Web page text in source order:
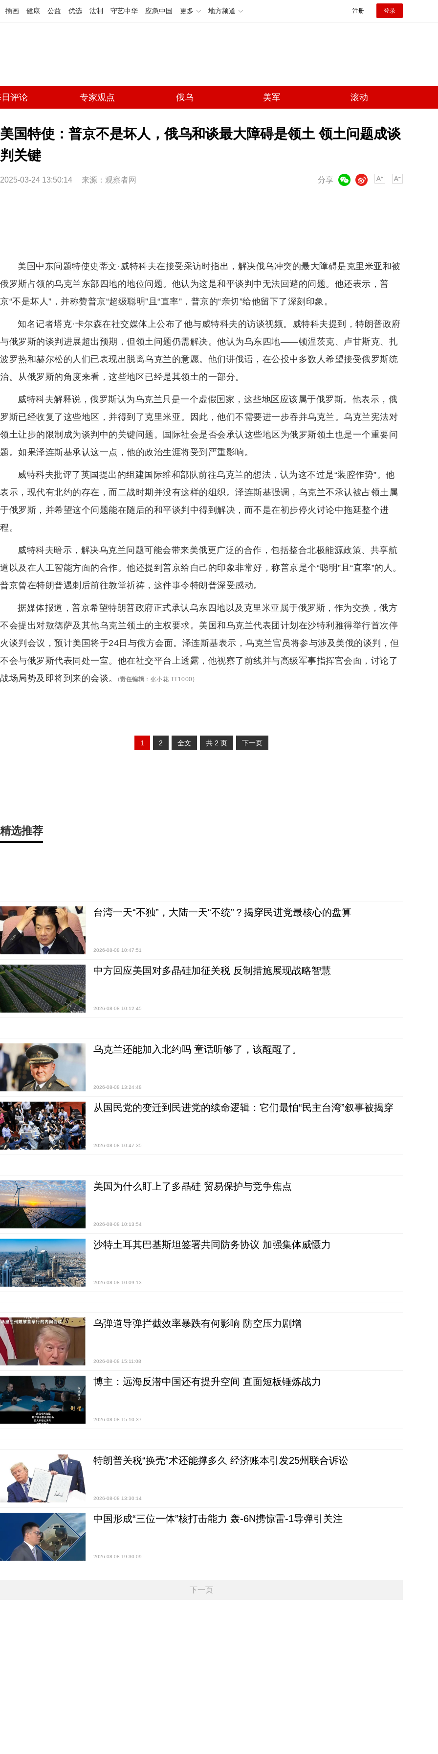
插画 健康 公益 优选 法制 守艺中华 应急中国 更多 地方频道 注册 登录
评论 专家观点 俄乌 美军 滚动
美国特使：普京不是坏人，俄乌和谈最大障碍是领土 领土问题成谈
判关键
2025-03-24 13:50:14 来源： 观察者网 分享
微博
美国中东问题特使史蒂文·威特科夫在接受采访时指出，解决俄乌冲突的最大障碍是克里米亚和被
俄罗斯占领的乌克兰东部四地的地位问题。他认为这是和平谈判中无法回避的问题。他还表示，普
京“不是坏人”，并称赞普京“超级聪明”且“直率”，普京的“亲切”给他留下了深刻印象。
知名记者塔克·卡尔森在社交媒体上公布了他与威特科夫的访谈视频。威特科夫提到，特朗普政府
与俄罗斯的谈判进展超出预期，但领土问题仍需解决。他认为乌东四地——顿涅茨克、卢甘斯克、扎
波罗热和赫尔松的人们已表现出脱离乌克兰的意愿。他们讲俄语，在公投中多数人希望接受俄罗斯统
治。从俄罗斯的角度来看，这些地区已经是其领土的一部分。
威特科夫解释说，俄罗斯认为乌克兰只是一个虚假国家，这些地区应该属于俄罗斯。他表示，俄
罗斯已经收复了这些地区，并得到了克里米亚。因此，他们不需要进一步吞并乌克兰。乌克兰宪法对
领土让步的限制成为谈判中的关键问题。国际社会是否会承认这些地区为俄罗斯领土也是一个重要问
题。如果泽连斯基承认这一点，他的政治生涯将受到严重影响。
威特科夫批评了英国提出的组建国际维和部队前往乌克兰的想法，认为这不过是“装腔作势”。他
表示，现代有北约的存在，而二战时期并没有这样的组织。泽连斯基强调，乌克兰不承认被占领土属
于俄罗斯，并希望这个问题能在随后的和平谈判中得到解决，而不是在初步停火讨论中拖延整个进
程。
威特科夫暗示，解决乌克兰问题可能会带来美俄更广泛的合作，包括整合北极能源政策、共享航
道以及在人工智能方面的合作。他还提到普京给自己的印象非常好，称普京是个“聪明”且“直率”的人。
普京曾在特朗普遇刺后前往教堂祈祷，这件事令特朗普深受感动。
据媒体报道，普京希望特朗普政府正式承认乌东四地以及克里米亚属于俄罗斯，作为交换，俄方
不会提出对敖德萨及其他乌克兰领土的主权要求。美国和乌克兰代表团计划在沙特利雅得举行首次停
火谈判会议，预计美国将于24日与俄方会面。泽连斯基表示，乌克兰官员将参与涉及美俄的谈判，但
不会与俄罗斯代表同处一室。他在社交平台上透露，他视察了前线并与高级军事指挥官会面，讨论了
战场局势及即将到来的会谈。
(责任编辑 ： 张小花 TT1000)
1 2 全文 共 2 页 下一页
精选推荐
台湾一天“不独”，大陆一天“不统”？揭穿民进党最核心的盘算
2026-08-08 10:47:51
中方回应美国对多晶硅加征关税 反制措施展现战略智慧
2026-08-08 10:12:45
乌克兰还能加入北约吗 童话听够了，该醒醒了。
2026-08-08 13:24:48
从国民党的变迁到民进党的续命逻辑：它们最怕“民主台湾”叙事被揭穿
2026-08-08 10:47:35
美国为什么盯上了多晶硅 贸易保护与竞争焦点
2026-08-08 10:13:54
沙特土耳其巴基斯坦签署共同防务协议 加强集体威慑力
2026-08-08 10:09:13
乌弹道导弹拦截效率暴跌有何影响 防空压力剧增
2026-08-08 15:11:08
博主：远海反潜中国还有提升空间 直面短板锤炼战力
2026-08-08 15:10:37
特朗普关税“换壳”术还能撑多久 经济账本引发25州联合诉讼
2026-08-08 13:30:14
中国形成“三位一体”核打击能力 轰-6N携惊雷-1导弹引关注
2026-08-08 19:30:09
下一页